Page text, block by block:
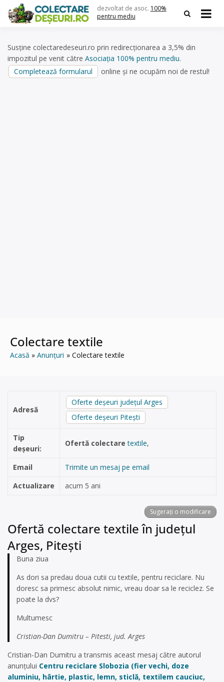
content
dezvoltat de asoc. 100%
pentru mediu
Susține colectaredeseuri.ro prin redirecționarea a 3,5% din
impozitul pe venit către Asociația 100% pentru mediu.
Completează formularul
online și ne ocupăm noi de restul!
Colectare textile
Acasă Anunțuri Colectare textile
Adresă
Oferte deșeuri județul Arges
Oferte deșeuri Pitești
Tip
deșeuri:
Ofertă colectaretextile,
Email
Trimite un mesaj pe email
Actualizare
acum 5 ani
Sugerați o modificare
Ofertă colectare textile în județul
Arges, Pitești
Buna ziua
As dori sa predau doua cutii cu textile, pentru reciclare. Nu
doresc sa primesc absolut nimic, vreau doar sa le reciclez. Se
poate la dvs?
Multumesc
Cristian-Dan Dumitru – Pitesti, jud. Arges
Cristian-Dan Dumitru a transmis aceast mesaj către autorul
anunțului Centru reciclare Slobozia (fier vechi, doze
aluminiu, hârtie, plastic, lemn, sticlă, textilem cauciuc,